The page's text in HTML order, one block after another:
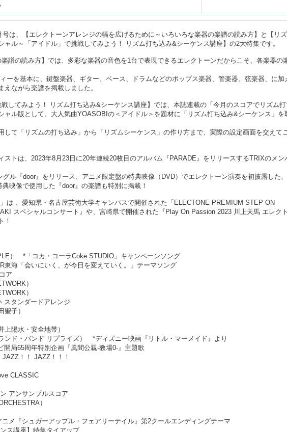
号は、【エレクトーンアレンジの幅を広げるために～いろいろな楽器の楽譜の読み方】と【リ
ル～「アイドル」で挑戦してみよう！ リズム打ち込み&シーケンス講座】の2大特集です。
譜の読み方】では、多彩な楽器の音色を1台で表現できるエレクトーンだからこそ、各楽器の
ーを基本に、鍵盤楽器、ギター、ベース、ドラムなどのポップス楽器、管楽器、弦楽器、に加
ながら楽譜を掲載しました。
してみよう！ リズム打ち込み&シーケンス講座】では、本誌連載の「今月のスコアでリズム打
ル版として、大人気曲YOASOBIの＜アイドル＞を題材に「リズム打ち込み&シーケンス」を
して「リズムの打ち込み」から「リズムシーケンス」の作り方まで、実際の設定画面を交えて
ストは、2023年8月23日に20年連続20枚目のアルバム『PARADE』をリリースするTRIXのメン
グル『door』をリリース、アニメ限定盤の特典映像（DVD）でエレクトーン演奏を初披露した
映像で使用した『door』の楽譜も特別に掲載！
は 、愛知県・名古屋芸術大学キャンパスで開催された「ELECTONE PREMIUM STEP ON
スペシャルコンサート』や、宮崎県で開催された『Play On Passion 2023 川上天馬 エレク
！
） *「コカ・コーラCoke STUDIO」キャンペーンソング
海「会いにいく、が今日を変えていく。」テーマソング
ア
）
）
スタンダードアレンジ
聖子）
上陽水・安全地帯）
ンド・バンド リプライズ） *ディズニー映画『リトル・マーメイド』より
局65周年特別企画『風間公親-教場0-』主題歌
！！ JAZZ！！！
CLASSIC
アンサンブルスコア
）
メ『シュガーアップル・フェアリーテイル』第2クールエンディングテーマ
ス講座】特集タイアップ